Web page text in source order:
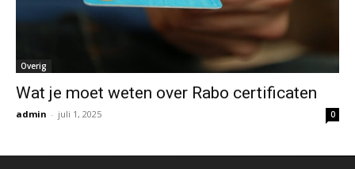
Overig
Wat je moet weten over Rabo certificaten
admin - juli 1, 2025 0